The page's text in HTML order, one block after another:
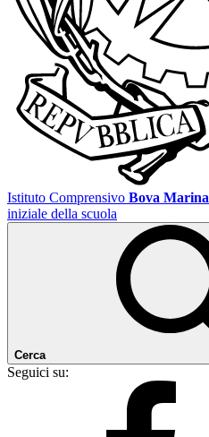
Istituto Comprensivo Bova Marina
iniziale della scuola
Cerca
Seguici su: